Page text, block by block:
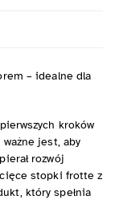
– idealne dla
kroków
jest, aby
rozwój
stopki frotte z
który spełnia